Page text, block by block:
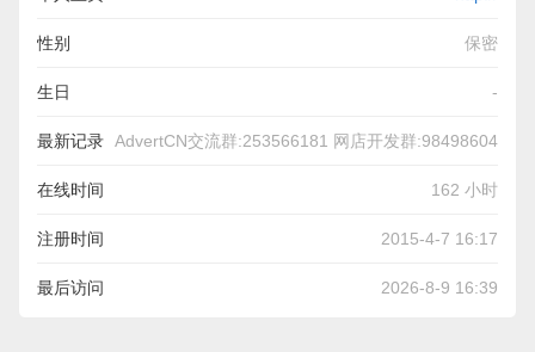
性别 保密
生日 -
最新记录 AdvertCN交流群:253566181 网店开发群:98498604
在线时间 162 小时
注册时间 2015-4-7 16:17
最后访问 2026-8-9 16:39